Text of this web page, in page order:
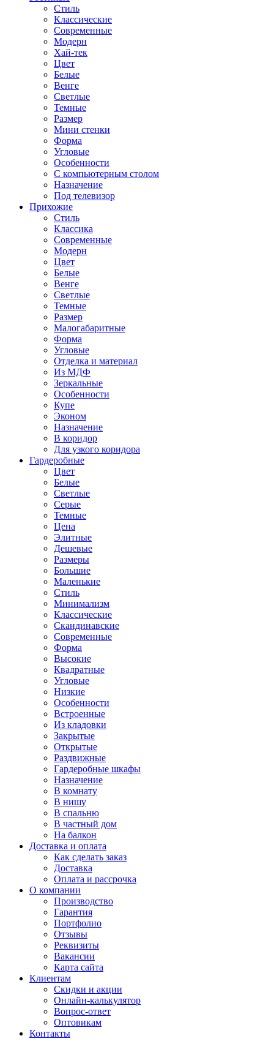
Стиль
Классические
Современные
Модерн
Хай-тек
Цвет
Белые
Венге
Светлые
Темные
Размер
Мини стенки
Форма
Угловые
Особенности
С компьютерным столом
Назначение
Под телевизор
Прихожие
Стиль
Классика
Современные
Модерн
Цвет
Белые
Венге
Светлые
Темные
Размер
Малогабаритные
Форма
Угловые
Отделка и материал
Из МДФ
Зеркальные
Особенности
Купе
Эконом
Назначение
В коридор
Для узкого коридора
Гардеробные
Цвет
Белые
Светлые
Серые
Темные
Цена
Элитные
Дешевые
Размеры
Большие
Маленькие
Стиль
Минимализм
Классические
Скандинавские
Современные
Форма
Высокие
Квадратные
Угловые
Низкие
Особенности
Встроенные
Из кладовки
Закрытые
Открытые
Раздвижные
Гардеробные шкафы
Назначение
В комнату
В нишу
В спальню
В частный дом
На балкон
Доставка и оплата
Как сделать заказ
Доставка
Оплата и рассрочка
О компании
Производство
Гарантия
Портфолио
Отзывы
Реквизиты
Вакансии
Карта сайта
Клиентам
Скидки и акции
Онлайн-калькулятор
Вопрос-ответ
Оптовикам
Контакты